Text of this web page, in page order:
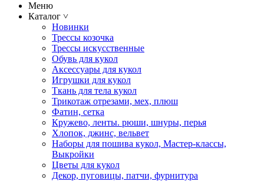
Меню
Каталог ˅
Новинки
Трессы козочка
Трессы искусственные
Обувь для кукол
Аксессуары для кукол
Игрушки для кукол
Ткань для тела кукол
Трикотаж отрезами, мех, плюш
Фатин, сетка
Кружево, ленты. рюши, шнуры, перья
Хлопок, джинс, вельвет
Наборы для пошива кукол, Мастер-классы,
Выкройки
Цветы для кукол
Декор, пуговицы, патчи, фурнитура